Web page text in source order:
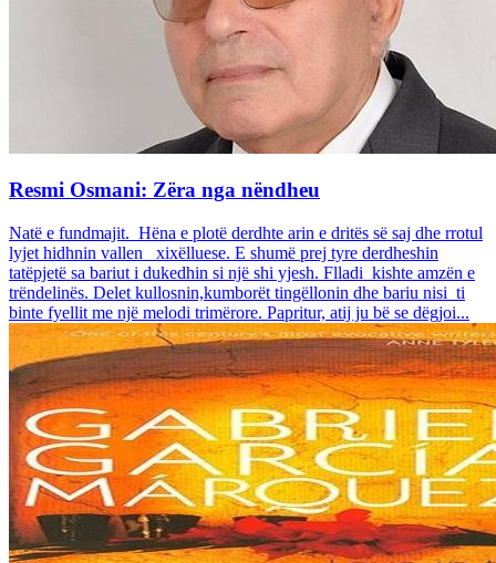
Resmi Osmani: Zëra nga nëndheu
Natë e fundmajit. Hëna e plotë derdhte arin e dritës së saj dhe rrotul
lyjet hidhnin vallen xixëlluese. E shumë prej tyre derdheshin
tatëpjetë sa bariut i dukedhin si një shi yjesh. Flladi kishte amzën e
trëndelinës. Delet kullosnin,kumborët tingëllonin dhe bariu nisi ti
binte fyellit me një melodi trimërore. Papritur, atij ju bë se dëgjoi...